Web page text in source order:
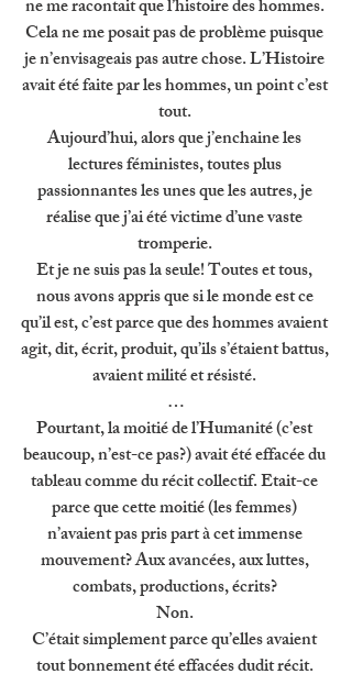
ne me racontait que l’histoire des hommes.
Cela ne me posait pas de problème puisque
je n’envisageais pas autre chose. L’Histoire
avait été faite par les hommes, un point c’est
tout.
Aujourd’hui, alors que j’enchaine les
lectures féministes, toutes plus
passionnantes les unes que les autres, je
réalise que j’ai été victime d’une vaste
tromperie.
Et je ne suis pas la seule! Toutes et tous,
nous avons appris que si le monde est ce
qu’il est, c’est parce que des hommes avaient
agit, dit, écrit, produit, qu’ils s’étaient battus,
avaient milité et résisté.
…
Pourtant, la moitié de l’Humanité (c’est
beaucoup, n’est-ce pas?) avait été effacée du
tableau comme du récit collectif. Etait-ce
parce que cette moitié (les femmes)
n’avaient pas pris part à cet immense
mouvement? Aux avancées, aux luttes,
combats, productions, écrits?
Non.
C’était simplement parce qu’elles avaient
tout bonnement été effacées dudit récit.